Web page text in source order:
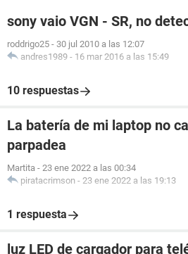
sony vaio VGN - SR, no
roddrigo25 - 30 jul 2010 a las 12:07
andres1989 - 16 mar 2016 a las 15:49
10 respuestas
La batería de mi laptop no
parpadea
Martita - 23 ene 2022 a las 00:34
piratacrimson - 23 ene 2022 a las 19:13
1 respuesta
luz LED de cargador para